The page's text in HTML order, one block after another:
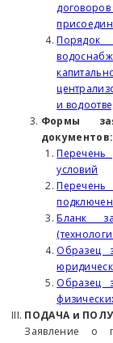
и
Формы
документов:
Перечень
условий
Бланк
Образец
Образец
ПОДАЧА и
Заявление о